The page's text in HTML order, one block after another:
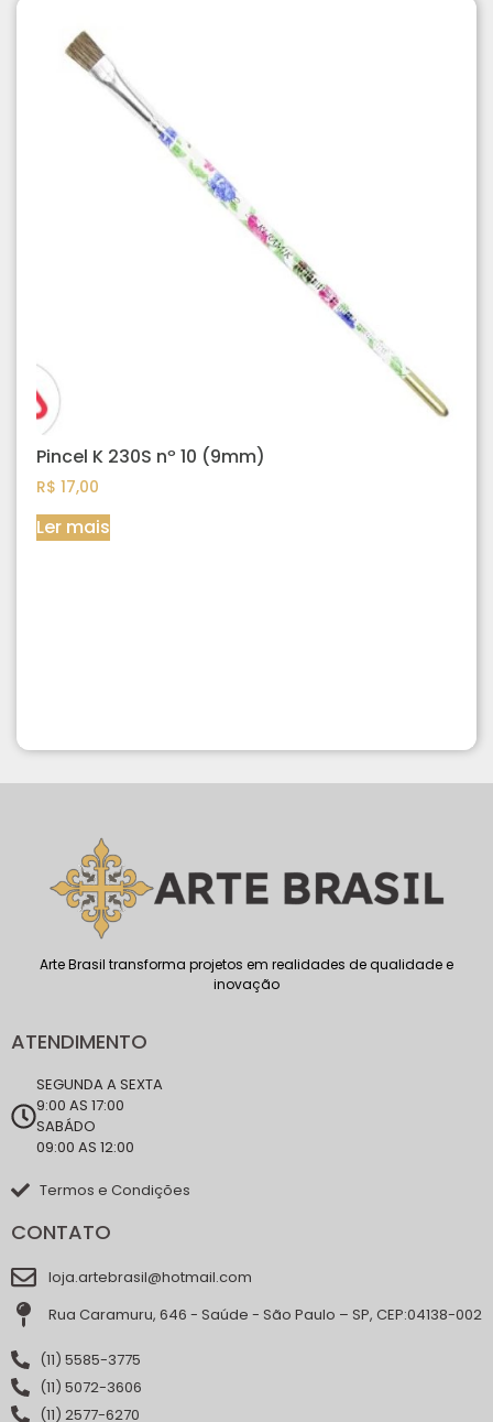
Pincel K 230S nº 10 (9mm)
R$ 17,00
Ler mais
Arte Brasil transforma projetos em realidades de qualidade e
inovação
ATENDIMENTO
SEGUNDA A SEXTA
9:00 AS 17:00
SABÁDO
09:00 AS 12:00
Termos e Condições
CONTATO
loja.artebrasil@hotmail.com
Rua Caramuru, 646 - Saúde - São Paulo – SP, CEP:04138-002
(11) 5585-3775
(11) 5072-3606
(11) 2577-6270